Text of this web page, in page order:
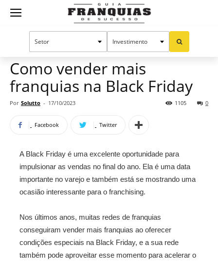
Guia
Manual do sucesso Publieditorial
Como vender mais
franquias na Black Friday
Por Solutto - 17/10/2023 0
1105
Facebook Twitter
A Black Friday é uma excelente oportunidade para
impulsionar as vendas no final do ano. Ela é uma data
importante no varejo e também está se mostrando uma
ocasião interessante para o franchising.
Nos últimos anos, muitas redes de franquias
conseguiram vender mais franquias ao oferecer
condições especiais na Black Friday, e a sua rede
também pode aproveitar esse momento para acelerar o